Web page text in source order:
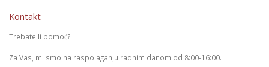
Kontakt
Trebate li pomoć?
Za Vas, mi smo na raspolaganju radnim danom od 8:00-16:00.